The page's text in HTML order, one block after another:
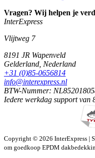
Vragen? Wij helpen je
InterExpress
Vlijtweg 7
8191 JR Wapenveld
Gelderland, Nederland
+31 (0)85-0656814
info@interexpress.nl
BTW-Nummer:
Iedere werkdag support van
Copyright © 2026 InterExpress |
om goedkoop EPDM